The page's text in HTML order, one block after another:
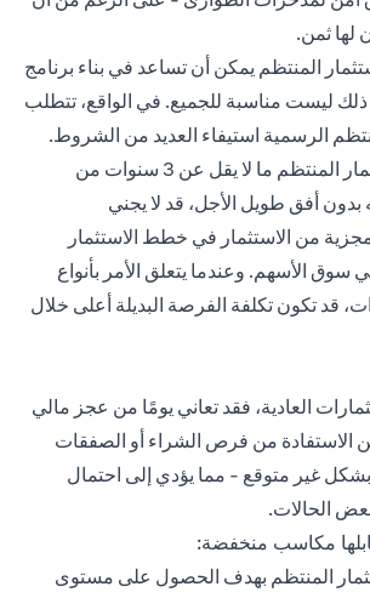
لها ثمن.
المنتظم يمكن أن تساعد في بناء برنامج
ذلك ليست مناسبة للجميع. في الواقع، تتطلب
الرسمية استيفاء العديد من الشروط.
تتطلب خطط الاستثمار المنتظم ما لا يقل عن 3 سنوات من
بدون أفق طويل الأجل، قد لا يجني
من الاستثمار في خطط الاستثمار
سوق الأسهم. وعندما يتعلق الأمر بأنواع
قد تكون تكلفة الفرصة البديلة أعلى خلال
العادية، فقد تعاني يومًا من عجز مالي
الاستفادة من فرص الشراء أو الصفقات
بشكل غير متوقع - مما يؤدي إلى احتمال
الحالات.
مكاسب منخفضة:
المنتظم بهدف الحصول على مستوى